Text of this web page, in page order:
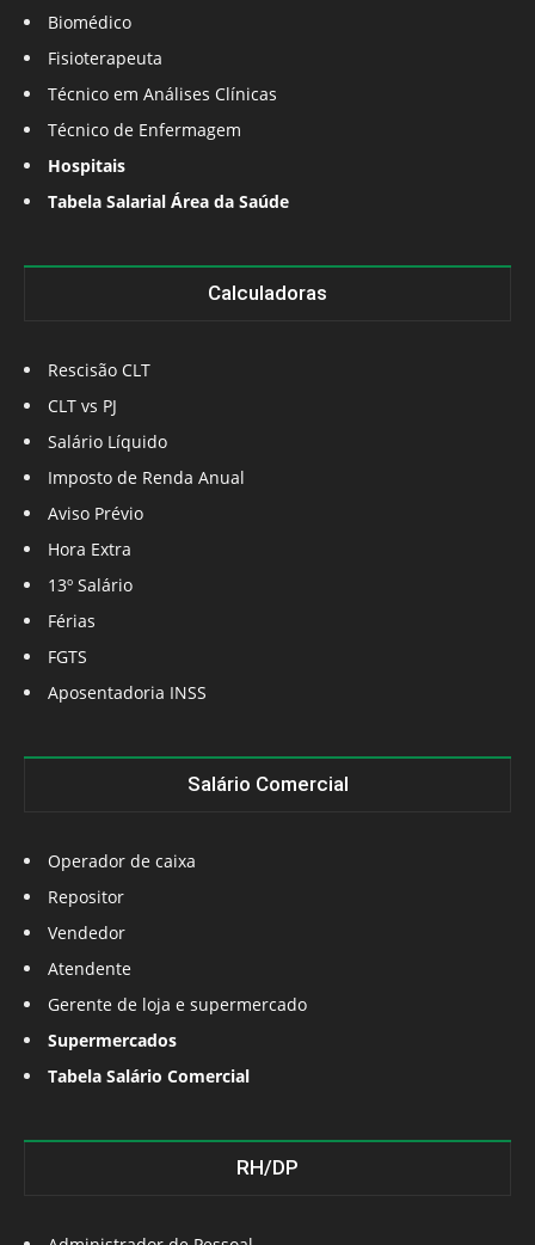
Biomédico
Fisioterapeuta
Técnico em Análises Clínicas
Técnico de Enfermagem
Hospitais
Tabela Salarial Área da Saúde
Calculadoras
Rescisão CLT
CLT vs PJ
Salário Líquido
Imposto de Renda Anual
Aviso Prévio
Hora Extra
13º Salário
Férias
FGTS
Aposentadoria INSS
Salário Comercial
Operador de caixa
Repositor
Vendedor
Atendente
Gerente de loja e supermercado
Supermercados
Tabela Salário Comercial
RH/DP